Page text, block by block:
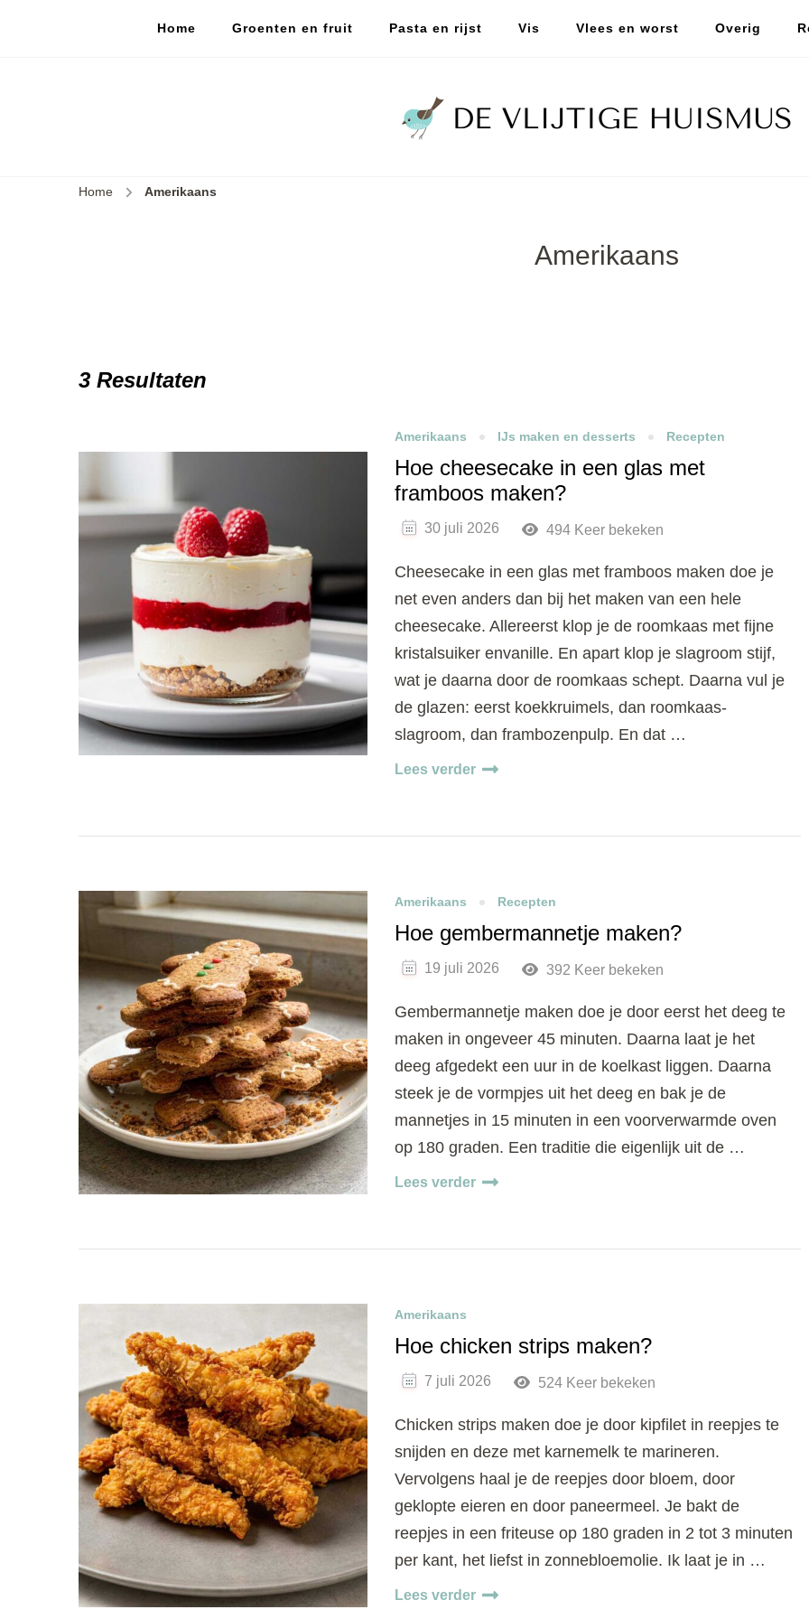
Home Groenten en fruit Pasta en rijst Vis Vlees en worst Overig
Home Amerikaans
Amerikaans
3 Resultaten
Amerikaans IJs maken en desserts Recepten
Hoe cheesecake in een glas met
framboos maken?
30 juli 2026 494 Keer bekeken
Cheesecake in een glas met framboos maken doe je
net even anders dan bij het maken van een hele
cheesecake. Allereerst klop je de roomkaas met fijne
kristalsuiker envanille. En apart klop je slagroom stijf,
wat je daarna door de roomkaas schept. Daarna vul je
de glazen: eerst koekkruimels, dan roomkaas-
slagroom, dan frambozenpulp. En dat …
Lees verder
Amerikaans Recepten
Hoe gembermannetje maken?
19 juli 2026 392 Keer bekeken
Gembermannetje maken doe je door eerst het deeg te
maken in ongeveer 45 minuten. Daarna laat je het
deeg afgedekt een uur in de koelkast liggen. Daarna
steek je de vormpjes uit het deeg en bak je de
mannetjes in 15 minuten in een voorverwarmde oven
op 180 graden. Een traditie die eigenlijk uit de …
Lees verder
Amerikaans
Hoe chicken strips maken?
7 juli 2026 524 Keer bekeken
Chicken strips maken doe je door kipfilet in reepjes te
snijden en deze met karnemelk te marineren.
Vervolgens haal je de reepjes door bloem, door
geklopte eieren en door paneermeel. Je bakt de
reepjes in een friteuse op 180 graden in 2 tot 3 minuten
per kant, het liefst in zonnebloemolie. Ik laat je in …
Lees verder